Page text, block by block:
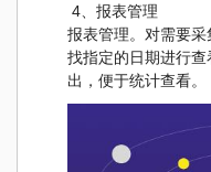
4、报表管理
报表管理。对需要
找指定的日期进行
出，便于统计查看。